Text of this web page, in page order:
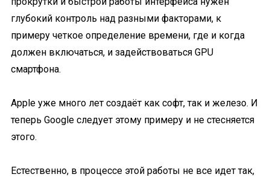
глубокий контроль над разными факторами, к
примеру четкое определение времени, где и когда
должен включаться, и задействоваться GPU
смартфона.
Apple уже много лет создаёт как софт, так и железо. И
теперь Google следует этому примеру и не стесняется
этого.
Естественно, в процессе этой работы не все идет так,